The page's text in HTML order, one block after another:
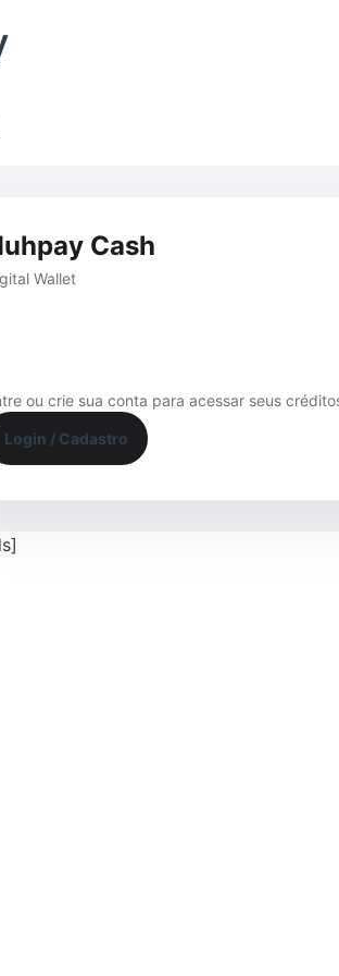
Cash
Wallet
ou crie sua conta para acessar seus
Login / Cadastro